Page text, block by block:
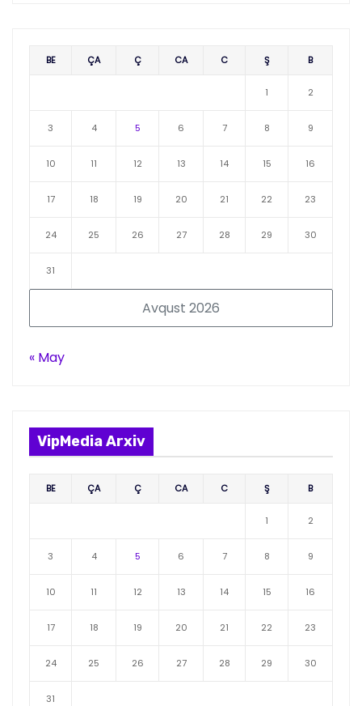
Avqust 2026
BE ÇA Ç CA C Ş B
1 2
3 4 5 6 7 8 9
10 11 12 13 14 15 16
17 18 19 20 21 22 23
24 25 26 27 28 29 30
31
« May
VipMedia Arxiv
BE ÇA Ç CA C Ş B
1 2
3 4 5 6 7 8 9
10 11 12 13 14 15 16
17 18 19 20 21 22 23
24 25 26 27 28 29 30
31